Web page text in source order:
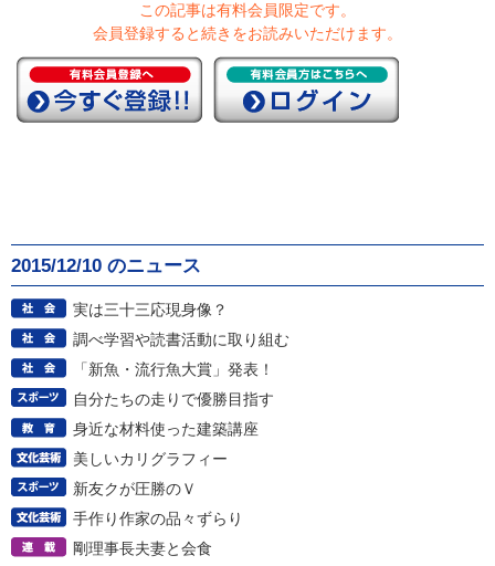
この記事は有料会員限定です。
会員登録すると続きをお読みいただけます。
2015/12/10 のニュース
実は三十三応現身像？
調べ学習や読書活動に取り組む
「新魚・流行魚大賞」発表！
自分たちの走りで優勝目指す
身近な材料使った建築講座
美しいカリグラフィー
新友クが圧勝のＶ
手作り作家の品々ずらり
剛理事長夫妻と会食